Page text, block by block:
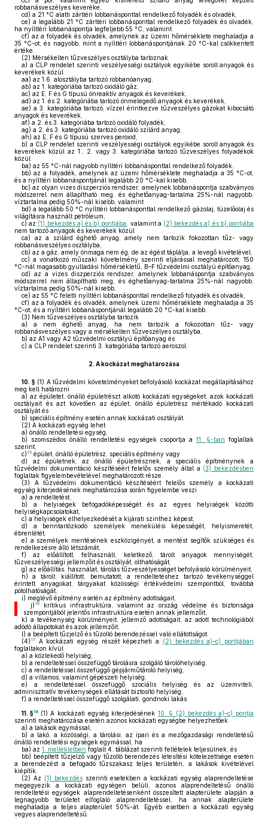
robbanásveszélyes keveréke,
cd) a 21 °C alatti zárttéri lobbanásponttal rendelkező folyadék és olvadék,
ce) a legalább 21 °C zárttéri lobbanásponttal rendelkező folyadék és olvadék,
ha nyílttéri lobbanáspontja legfeljebb 55 °C, valamint
cf) az a folyadék és olvadék, amelynek az üzemi hőmérséklete meghaladja a
35 °C-ot, és nagyobb, mint a nyílttéri lobbanáspontjának 20 °C-kal csökkentett
értéke.
(2) Mérsékelten tűzveszélyes osztályba tartoznak
a) a CLP rendelet szerinti veszélyességi osztályok egyikébe sorolt anyagok és
keverékek közül
aa) az 1.6. alosztályba tartozó robbanóanyag,
ab) az 1. kategóriába tartozó oxidáló gáz,
ac) az E, F és G típusú önreaktív anyagok és keverékek,
ad) az 1. és 2. kategóriába tartozó önmelegedő anyagok és keverékek,
ae) a 3. kategóriába tartozó, vízzel érintkezve tűzveszélyes gázokat kibocsátó
anyagok és keverékek,
af) a 2. és 3. kategóriába tartozó oxidáló folyadék,
ag) a 2. és 3. kategóriába tartozó oxidáló szilárd anyag,
ah) az E, F és G típusú szerves peroxid,
b) a CLP rendelet szerinti veszélyességi osztályok egyikébe sorolt anyagok és
keverékek közül az 1., 2. vagy 3. kategóriába tartozó tűzveszélyes folyadékok
közül
ba) az 55 °C-nál nagyobb nyílttéri lobbanásponttal rendelkező folyadék,
bb) az a folyadék, amelynek az üzemi hőmérséklete meghaladja a 35 °C-ot,
és a nyílttéri lobbanáspontjánál legalább 20 °C-kal kisebb,
bc) az olyan vizes diszperziós rendszer, amelynek lobbanáspontja szabványos
módszerrel nem állapítható meg, és éghetőanyag-tartalma 25%-nál nagyobb,
víztartalma pedig 50%-nál kisebb, valamint
bd) a legalább 50 °C nyílttéri lobbanásponttal rendelkező gázolaj, tüzelőolaj és
világításra használt petróleum,
c) az (1) bekezdés a) és b) pontjába , valamint a (2) bekezdés a) és b) pontjába
nem tartozó anyagok és keverékek közül
ca) az a szilárd éghető anyag, amely nem tartozik fokozottan tűz- vagy
robbanásveszélyes osztályba,
cb) az a gáz, amely önmaga nem ég, de az égést táplálja, a levegő kivételével,
cc) a vonatkozó műszaki követelmény szerinti eljárással meghatározott, 150
°C-nál magasabb gyulladási hőmérsékletű, B–F tűzvédelmi osztályú építőanyag,
cd) az a vizes diszperziós rendszer, amelynek lobbanáspontja szabványos
módszerrel nem állapítható meg, és éghetőanyag-tartalma 25%-nál nagyobb,
víztartalma pedig 50%-nál kisebb,
ce) az 55 °C feletti nyílttéri lobbanásponttal rendelkező folyadék és olvadék,
cf) az a folyadék és olvadék, amelynek üzemi hőmérséklete meghaladja a 35
°C-ot, és a nyílttéri lobbanáspontjánál legalább 20 °C-kal kisebb.
(3) Nem tűzveszélyes osztályba tartozik
a) a nem éghető anyag, ha nem tartozik a fokozottan tűz- vagy
robbanásveszélyes vagy a mérsékelten tűzveszélyes osztályba,
b) az A1 vagy A2 tűzvédelmi osztályú építőanyag és
c) a CLP rendelet szerinti 3. kategóriába tartozó aeroszol.
2. A kockázat meghatározása
10. § (1) A tűzvédelmi követelményeket befolyásoló kockázat megállapításához
meg kell határozni
a) az épületet, önálló épületrészt alkotó kockázati egységeket, azok kockázati
osztályait és azt követően az épület, önálló épületrész mértékadó kockázati
osztályát és
b) speciális építmény esetén annak kockázati osztályát.
(2) A kockázati egység lehet
a) önálló rendeltetési egység,
b) szomszédos önálló rendeltetési egységek csoportja a 11. §-ban foglaltak
szerint,
c) 15 épület, önálló épületrész, speciális építmény vagy
d) az épületnek, az önálló épületrésznek, a speciális építménynek a
tűzvédelmi dokumentáció készítéséért felelős személy által a (3) bekezdésben
foglaltak figyelembevételével meghatározott része.
(3) A tűzvédelmi dokumentáció készítéséért felelős személy a kockázati
egység kiterjedésének meghatározása során figyelembe veszi
a) a rendeltetést,
b) a helyiségek befogadóképességét és az egyes helyiségek közötti
helyiségkapcsolatokat,
c) a helyiségek elhelyezkedését a kijárati szinthez képest,
d) a benntartózkodó személyek menekülési képességét, helyismeretét,
ébrenlétét,
e) a személyek mentésének eszközigényét, a mentést segítők szükséges és
rendelkezésre álló létszámát,
f) az előállított, felhasznált, keletkező, tárolt anyagok mennyiségét,
tűzveszélyességi jellemzőit és osztályát, olthatóságát,
g) az előállítás, használat, tárolás tűzveszélyességet befolyásoló körülményeit,
h) a tárolt, kiállított, bemutatott, a rendeltetéshez tartozó tevékenységgel
érintett anyagokat, tárgyakat közösségi értékvédelmi szempontból, továbbá
pótolhatóságát,
i) meglévő építmény esetén az építmény adottságait,
j) 16kritikus infrastruktúra, valamint az ország védelme és biztonsága
szempontjából jelentős infrastruktúra esetén annak jellemzőit,
k) a tevékenység körülményeit, jellemző adottságait, az adott technológiából
adódó állapotokat és azok jellemzőit,
l) a beépített tűzjelző és tűzoltó berendezéssel való ellátottságot.
(4) 17 A kockázati egység részét képezheti a (2) bekezdés a)–c) pontjában
foglaltakon kívül
a) a közlekedő helyiség,
b) a rendeltetéssel összefüggő tárolásra szolgáló tárolóhelyiség,
c) a rendeltetéssel összefüggő gépjárműtároló helyiség,
d) a villamos, valamint gépészeti helyiség,
e) a rendeltetéssel összefüggő szociális helyiség és az üzemviteli,
adminisztratív tevékenységek ellátását biztosító helyiség,
f) a rendeltetéssel összefüggő szolgálati, gondnoki lakás.
11. §18 (1) A kockázati egység kiterjedésének 10. § (2) bekezdés a)–c) pontja
szerinti meghatározása esetén azonos kockázati egységbe helyezhetőek
a) a lakások egymással,
b) a lakó, a közösségi, a tárolási, az ipari és a mezőgazdasági rendeltetésű
önálló rendeltetési egységek egymással, ha
ba) az 1. mellékletben foglalt 4. táblázat szerinti feltételek teljesülnek, és
bb) beépített tűzjelző vagy tűzoltó berendezés létesítési kötelezettsége esetén
a berendezést a befogadó tűzszakasz teljes területén, a lakások kivételével
kiépítik.
(2) Az (1) bekezdésszerinti esetekben a kockázati egység alaprendeltetése
megegyezik a kockázati egységen belüli, azonos alaprendeltetésű önálló
rendeltetési egységek alaprendeltetésenként összesített alapterülete alapján a
legnagyobb területet elfoglaló alaprendeltetéssel, ha annak alapterülete
meghaladja a teljes alapterület 50%-át. Egyéb esetben a kockázati egység
vegyes alaprendeltetésű.